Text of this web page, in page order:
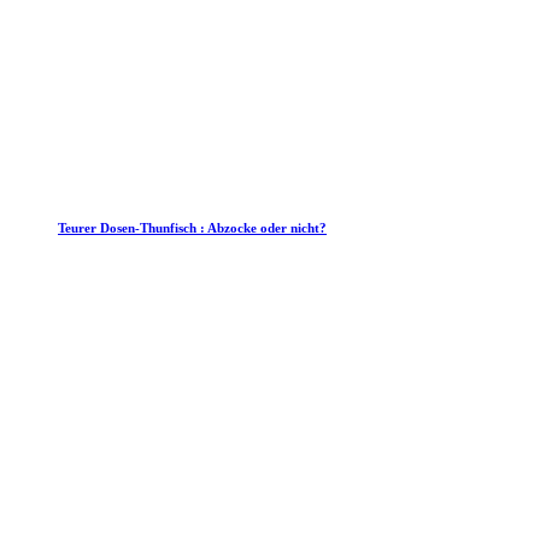
Teurer Dosen-Thunfisch : Abzocke oder nicht?